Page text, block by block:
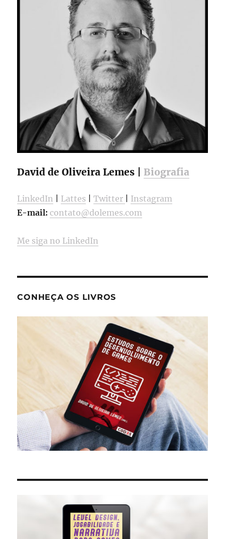
David de Oliveira Lemes |Biografia
LinkedIn Lattes |Twitter
Instagram
E-mail: contato@dolemes.com
Me siga no LinkedIn
CONHEÇA OS LIVROS